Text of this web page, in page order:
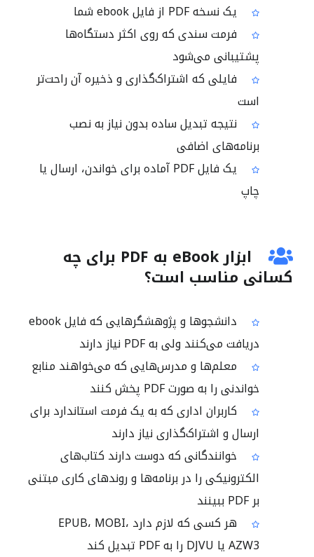
یک نسخه PDF از فایل ebook شما
فرمت سندی که روی اکثر دستگاه‌ها
پشتیبانی می‌شود
فایلی که اشتراک‌گذاری و ذخیره آن راحت‌تر
است
نتیجه تبدیل ساده بدون نیاز به نصب
برنامه‌های اضافی
یک فایل PDF آماده برای خواندن، ارسال یا
چاپ
ابزار eBook به PDF برای چه
کسانی مناسب است؟
دانشجوها و پژوهشگرهایی که فایل ebook
دریافت می‌کنند ولی به PDF نیاز دارند
معلم‌ها و مدرس‌هایی که می‌خواهند منابع
خواندنی را به صورت PDF پخش کنند
کاربران اداری که به یک فرمت استاندارد برای
ارسال و اشتراک‌گذاری نیاز دارند
خوانندگانی که دوست دارند کتاب‌های
الکترونیکی را در برنامه‌ها و روندهای کاری مبتنی
بر PDF ببینند
هر کسی که لازم دارد EPUB، MOBI،
AZW3 یا DJVU را به PDF تبدیل کند